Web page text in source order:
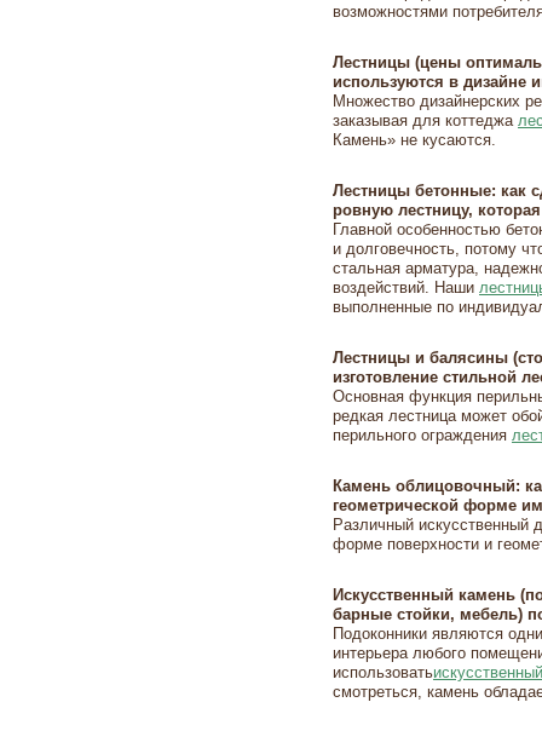
возможностями
Лестницы (цены
используются в дизайне
Множество дизайнерских
заказывая для коттеджа
Камень» не кусаются.
Лестницы бетонные: как
ровную лестницу,
Главной особенностью
и долговечность, потому
стальная арматура,
воздействий. Наши
выполненные по
Лестницы и балясины
изготовление стильной
Основная функция
редкая лестница может
перильного ограждения
Камень облицовочный:
геометрической форме
Различный искусственный
форме поверхности и
Искусственный камень
барные стойки, мебель)
Подоконники являются
интерьера любого
использовать
смотреться, камень